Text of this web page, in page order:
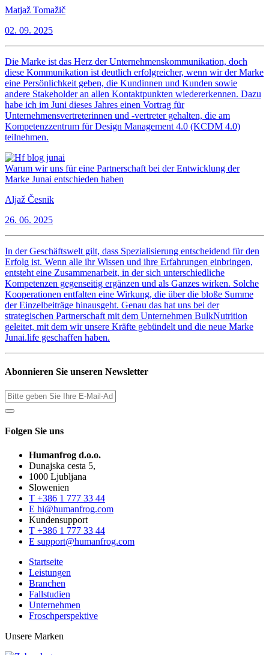
Matjaž Tomažič
02. 09. 2025
Die Marke ist das Herz der Unternehmenskommunikation, doch
diese Kommunikation ist deutlich erfolgreicher, wenn wir der Marke
eine Persönlichkeit geben, die Kundinnen und Kunden sowie
andere Stakeholder an allen Kontaktpunkten wiedererkennen. Dazu
habe ich im Juni dieses Jahres einen Vortrag für
Unternehmensvertreterinnen und -vertreter gehalten, die am
Kompetenzzentrum für Design Management 4.0 (KCDM 4.0)
teilnehmen.
Warum wir uns für eine Partnerschaft bei der Entwicklung der
Marke Junai entschieden haben
Aljaž Česnik
26. 06. 2025
In der Geschäftswelt gilt, dass Spezialisierung entscheidend für den
Erfolg ist. Wenn alle ihr Wissen und ihre Erfahrungen einbringen,
entsteht eine Zusammenarbeit, in der sich unterschiedliche
Kompetenzen gegenseitig ergänzen und als Ganzes wirken. Solche
Kooperationen entfalten eine Wirkung, die über die bloße Summe
der Einzelbeiträge hinausgeht. Genau das hat uns bei der
strategischen Partnerschaft mit dem Unternehmen BulkNutrition
geleitet, mit dem wir unsere Kräfte gebündelt und die neue Marke
Junai.life geschaffen haben.
Abonnieren Sie unseren Newsletter
Folgen Sie uns
Humanfrog d.o.o.
Dunajska cesta 5,
1000 Ljubljana
Slowenien
T +386 1 777 33 44
E hi@humanfrog.com
Kundensupport
T +386 1 777 33 44
E support@humanfrog.com
Startseite
Leistungen
Branchen
Fallstudien
Unternehmen
Froschperspektive
Unsere Marken